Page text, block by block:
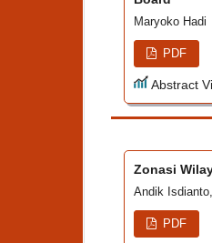
Maryoko Hadi
PDF
Abstract
Zonasi
Andik
PDF